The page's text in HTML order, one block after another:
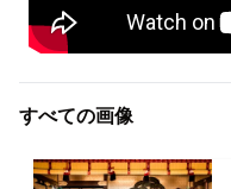
すべての画像